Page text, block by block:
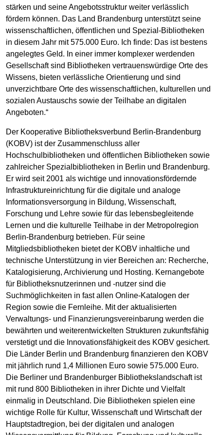
stärken und seine Angebotsstruktur weiter verlässlich
fördern können. Das Land Brandenburg unterstützt seine
wissenschaftlichen, öffentlichen und Spezial-Bibliotheken
in diesem Jahr mit 575.000 Euro. Ich finde: Das ist bestens
angelegtes Geld. In einer immer komplexer werdenden
Gesellschaft sind Bibliotheken vertrauenswürdige Orte des
Wissens, bieten verlässliche Orientierung und sind
unverzichtbare Orte des wissenschaftlichen, kulturellen und
sozialen Austauschs sowie der Teilhabe an digitalen
Angeboten.“
Der Kooperative Bibliotheksverbund Berlin-Brandenburg
(KOBV) ist der Zusammenschluss aller
Hochschulbibliotheken und öffentlichen Bibliotheken sowie
zahlreicher Spezialbibliotheken in Berlin und Brandenburg.
Er wird seit 2001 als wichtige und innovationsfördernde
Infrastruktureinrichtung für die digitale und analoge
Informationsversorgung in Bildung, Wissenschaft,
Forschung und Lehre sowie für das lebensbegleitende
Lernen und die kulturelle Teilhabe in der Metropolregion
Berlin-Brandenburg betrieben. Für seine
Mitgliedsbibliotheken bietet der KOBV inhaltliche und
technische Unterstützung in vier Bereichen an: Recherche,
Katalogisierung, Archivierung und Hosting. Kernangebote
für Bibliotheksnutzerinnen und -nutzer sind die
Suchmöglichkeiten in fast allen Online-Katalogen der
Region sowie die Fernleihe. Mit der aktualisierten
Verwaltungs- und Finanzierungsvereinbarung werden die
bewährten und weiterentwickelten Strukturen zukunftsfähig
verstetigt und die Innovationsfähigkeit des KOBV gesichert.
Die Länder Berlin und Brandenburg finanzieren den KOBV
mit jährlich rund 1,4 Millionen Euro sowie 575.000 Euro.
Die Berliner und Brandenburger Bibliothekslandschaft ist
mit rund 800 Bibliotheken in ihrer Dichte und Vielfalt
einmalig in Deutschland. Die Bibliotheken spielen eine
wichtige Rolle für Kultur, Wissenschaft und Wirtschaft der
Hauptstadtregion, bei der digitalen und analogen